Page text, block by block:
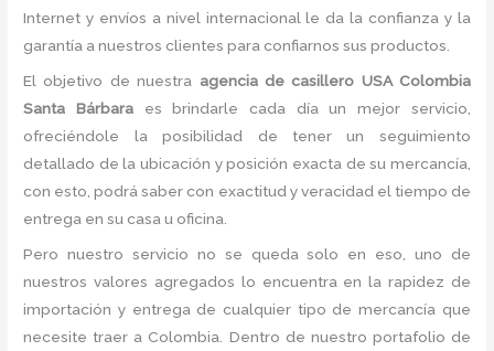
Internet y envíos a nivel internacional le da la confianza y la
garantía a nuestros clientes para confiarnos sus productos.
El objetivo de nuestra agencia de casillero USA Colombia
Santa Bárbaraes brindarle cada día un mejor servicio,
ofreciéndole la posibilidad de tener un seguimiento
detallado de la ubicación y posición exacta de su mercancía,
con esto, podrá saber con exactitud y veracidad el tiempo de
entrega en su casa u oficina.
Pero nuestro servicio no se queda solo en eso, uno de
nuestros valores agregados lo encuentra en la rapidez de
importación y entrega de cualquier tipo de mercancía que
necesite traer a Colombia. Dentro de nuestro portafolio de